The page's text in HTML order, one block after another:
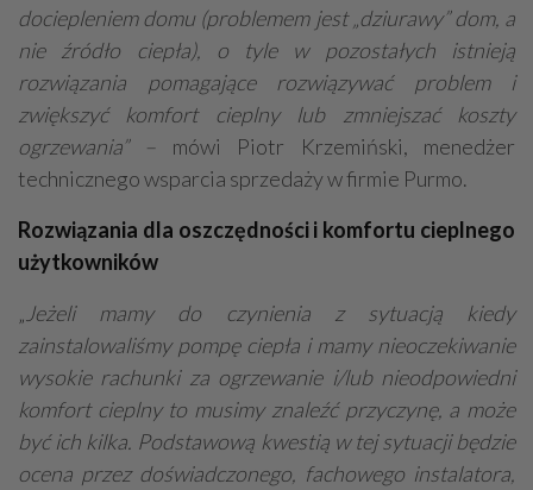
dociepleniem domu (problemem jest „dziurawy” dom, a
nie źródło ciepła), o tyle
w pozostałych istnieją
rozwiązania pomagające rozwiązywać problem i
zwiększyć komfort cieplny lub zmniejszać koszty
ogrzewania” – mówi Piotr Krzemiński, menedżer
technicznego wsparcia sprzedaży w firmie Purmo.
Rozwiązania dla oszczędności i komfortu cieplnego
użytkowników
„ Jeżeli mamy do czynienia z sytuacją kiedy
zainstalowaliśmy pompę ciepła i mamy nieoczekiwanie
wysokie rachunki za ogrzewanie i/lub nieodpowiedni
komfort cieplny to musimy znaleźć przyczynę, a może
być ich kilka. Podstawową kwestią w tej sytuacji będzie
ocena przez doświadczonego, fachowego instalatora,